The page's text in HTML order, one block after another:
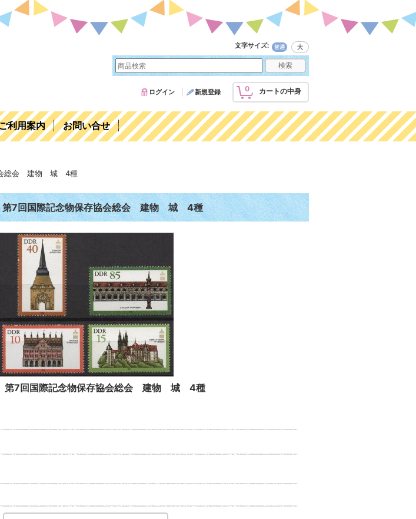
文字サイズ:
0 カートの中身
ログイン 新規登録
利用案内 お問い合せ
会総会 建物 城 4種
7回国際記念物保存協会総会 建物 城 4種
7回国際記念物保存協会総会 建物 城 4種